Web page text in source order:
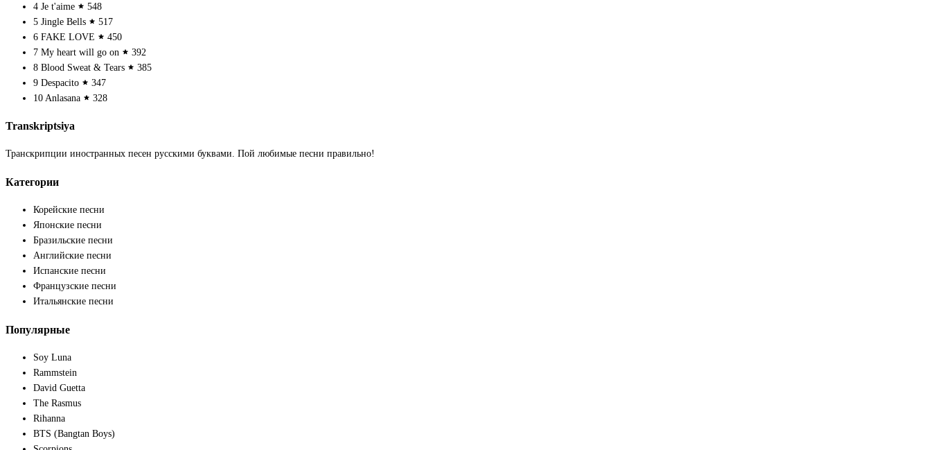
4 Je t'aime
548
5 Jingle Bells
517
6 FAKE LOVE
450
7 My heart will go on
392
8 Blood Sweat & Tears
385
9 Despacito
347
10 Anlasana 328
Transkriptsiya
Транскрипции иностранных песен русскими буквами. Пой любимые песни правильно!
Категории
Корейские песни
Японские песни
Бразильские песни
Английские песни
Испанские песни
Французские песни
Итальянские песни
Популярные
Soy Luna
Rammstein
David Guetta
The Rasmus
Rihanna
BTS (Bangtan Boys)